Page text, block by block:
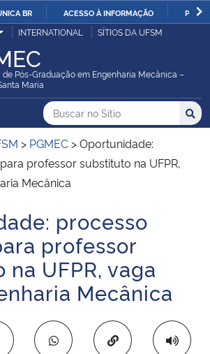
IR
O
BR ACESSO À INFORMAÇÃO
Pública
e Abastecimento
INTERNATIONAL SÍTIOS DA UFSM
de Pós-Graduação em Engenharia Mecânica –
Maria
do Sítio
Busca
Buscar no no Sítio
Busca:
> PGMEC >Oportunidade:
professor substituto na UFPR,
Mecânica
processo
professor
UFPR, vaga
Mecânica
Copiar para área